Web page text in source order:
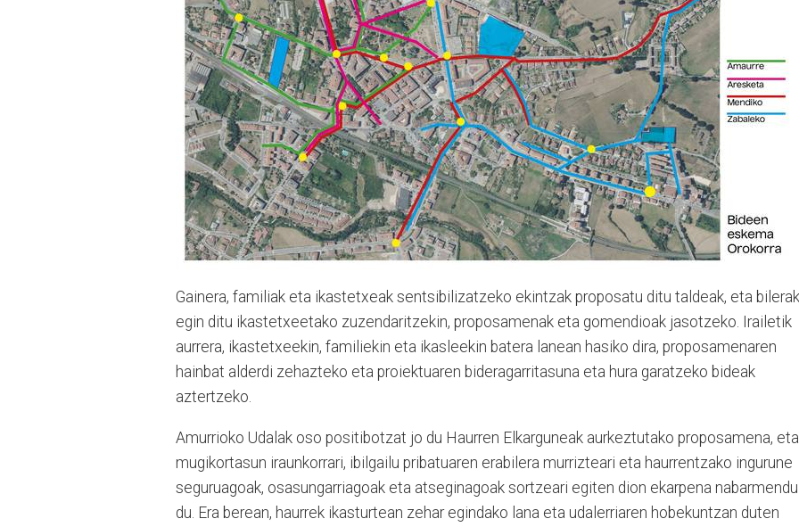
Gainera, familiak eta ikastetxeak sentsibilizatzeko ekintzak proposatu ditu taldeak, eta bilerak
egin ditu ikastetxeetako zuzendaritzekin, proposamenak eta gomendioak jasotzeko. Irailetik
aurrera, ikastetxeekin, familiekin eta ikasleekin batera lanean hasiko dira, proposamenaren
hainbat alderdi zehazteko eta proiektuaren bideragarritasuna eta hura garatzeko bideak
aztertzeko.
Amurrioko Udalak oso positibotzat jo du Haurren Elkarguneak aurkeztutako proposamena, eta
mugikortasun iraunkorrari, ibilgailu pribatuaren erabilera murrizteari eta haurrentzako ingurune
seguruagoak, osasungarriagoak eta atseginagoak sortzeari egiten dion ekarpena nabarmendu
du. Era berean, haurrek ikasturtean zehar egindako lana eta udalerriaren hobekuntzan duten